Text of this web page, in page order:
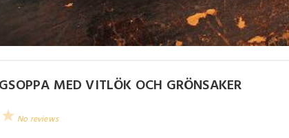
MED VITLÖK OCH GRÖNSAKER
5No reviews